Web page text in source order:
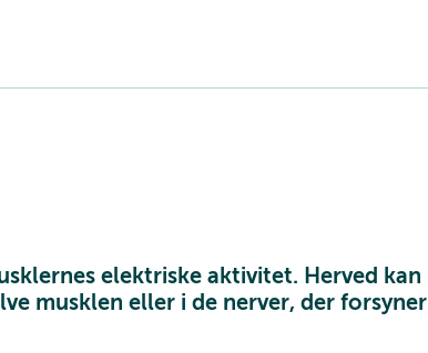
elektriske aktivitet. Herved kan
musklen eller i de nerver, der forsyner